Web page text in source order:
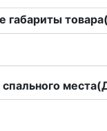
габариты